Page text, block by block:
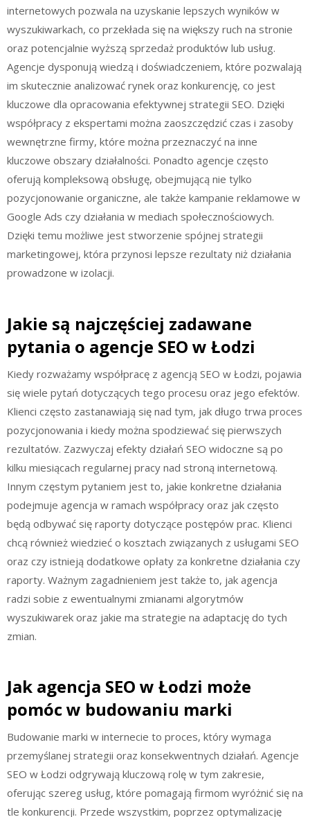
internetowych pozwala na uzyskanie lepszych wyników w
wyszukiwarkach, co przekłada się na większy ruch na stronie
oraz potencjalnie wyższą sprzedaż produktów lub usług.
Agencje dysponują wiedzą i doświadczeniem, które pozwalają
im skutecznie analizować rynek oraz konkurencję, co jest
kluczowe dla opracowania efektywnej strategii SEO. Dzięki
współpracy z ekspertami można zaoszczędzić czas i zasoby
wewnętrzne firmy, które można przeznaczyć na inne
kluczowe obszary działalności. Ponadto agencje często
oferują kompleksową obsługę, obejmującą nie tylko
pozycjonowanie organiczne, ale także kampanie reklamowe w
Google Ads czy działania w mediach społecznościowych.
Dzięki temu możliwe jest stworzenie spójnej strategii
marketingowej, która przynosi lepsze rezultaty niż działania
prowadzone w izolacji.
Jakie są najczęściej zadawane
pytania o agencje SEO w Łodzi
Kiedy rozważamy współpracę z agencją SEO w Łodzi, pojawia
się wiele pytań dotyczących tego procesu oraz jego efektów.
Klienci często zastanawiają się nad tym, jak długo trwa proces
pozycjonowania i kiedy można spodziewać się pierwszych
rezultatów. Zazwyczaj efekty działań SEO widoczne są po
kilku miesiącach regularnej pracy nad stroną internetową.
Innym częstym pytaniem jest to, jakie konkretne działania
podejmuje agencja w ramach współpracy oraz jak często
będą odbywać się raporty dotyczące postępów prac. Klienci
chcą również wiedzieć o kosztach związanych z usługami SEO
oraz czy istnieją dodatkowe opłaty za konkretne działania czy
raporty. Ważnym zagadnieniem jest także to, jak agencja
radzi sobie z ewentualnymi zmianami algorytmów
wyszukiwarek oraz jakie ma strategie na adaptację do tych
zmian.
Jak agencja SEO w Łodzi może
pomóc w budowaniu marki
Budowanie marki w internecie to proces, który wymaga
przemyślanej strategii oraz konsekwentnych działań. Agencje
SEO w Łodzi odgrywają kluczową rolę w tym zakresie,
oferując szereg usług, które pomagają firmom wyróżnić się na
tle konkurencji. Przede wszystkim, poprzez optymalizację